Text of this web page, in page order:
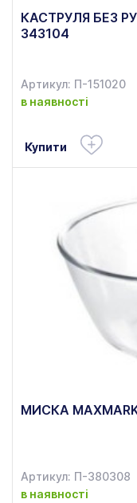
КАСТРУЛЯ БЕЗ
343104
Артикул: П-151020
в наявності
Купити
МИСКА
Артикул: П-380308
в наявності